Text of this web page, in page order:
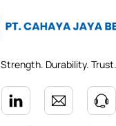
Strength. Durability. Trust.